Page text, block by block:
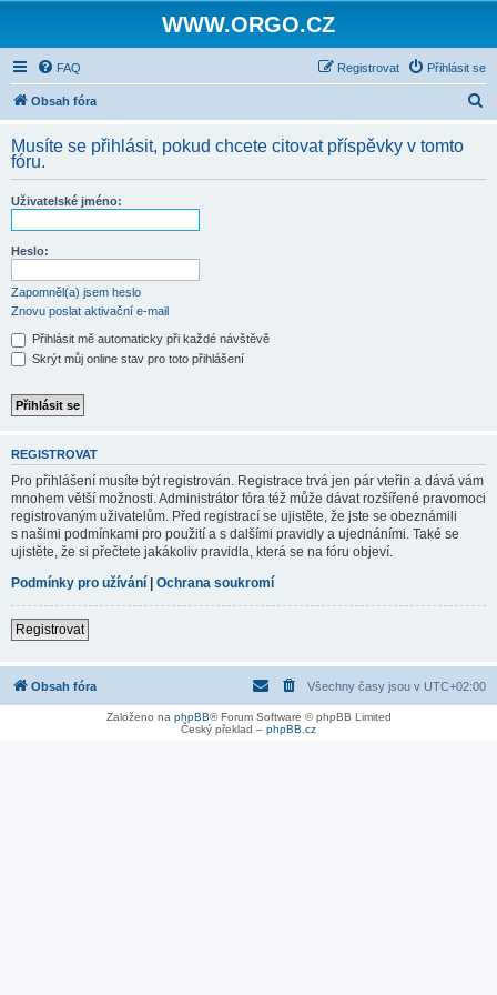
WWW.ORGO.CZ
FAQ Přihlásit se
Registrovat
Obsah fóra
d
Musíte se přihlásit, pokud chcete citovat příspěvky v tomto
fóru.
Uživatelské jméno:
Heslo:
Zapomněl(a) jsem heslo
Znovu poslat aktivační e-mail
Přihlásit mě automaticky při každé návštěvě
Skrýt můj online stav pro toto přihlášení
REGISTROVAT
Pro přihlášení musíte být registrován. Registrace trvá jen pár vteřin a dává vám
mnohem větší možnosti. Administrátor fóra též může dávat rozšířené pravomoci
registrovaným uživatelům. Před registrací se ujistěte, že jste se obeznámili
s našimi podmínkami pro použití a s dalšími pravidly a ujednáními. Také se
ujistěte, že si přečtete jakákoliv pravidla, která se na fóru objeví.
Podmínky pro užívání | Ochrana soukromí
Registrovat
Obsah fóra Všechny časy jsou v UTC+02:00
Založeno na phpBB® Forum Software © phpBB Limited
Český překlad – phpBB.cz